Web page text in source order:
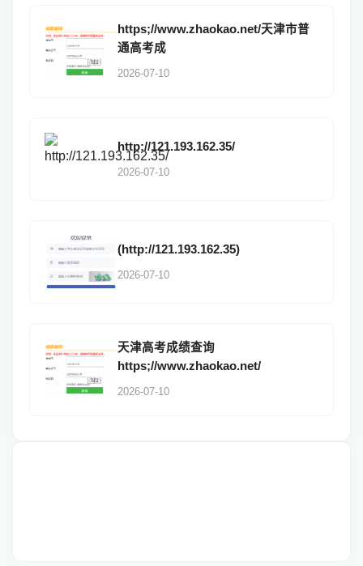
https;//www.zhaokao.net/天津市普
通高考成
2026-07-10
http://121.193.162.35/
2026-07-10
(http://121.193.162.35)
2026-07-10
天津高考成绩查询
https;//www.zhaokao.net/
2026-07-10